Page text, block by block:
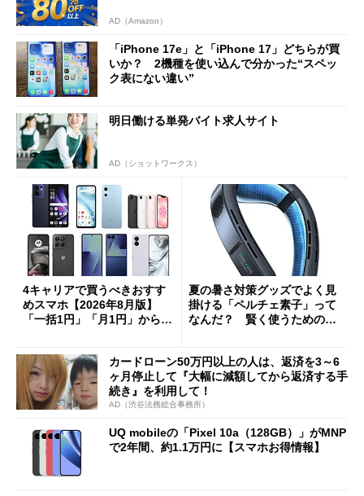
AD（Amazon）
「iPhone 17e」と「iPhone 17」どちらが買
いか？ 2機種を使い込んで分かった“スペッ
ク表にない違い”
明日働ける単発バイト求人サイト
AD（ショットワークス）
4キャリアで買うべきおすす
めスマホ【2026年8月版】
「一括1円」「月1円」からお
夏の暑さ対策グッズでよく見
掛ける「ペルチェ素子」って
なんだ？ 賢く使うための注
カードローン50万円以上の人は、返済を3～6
ヶ月停止して『大幅に減額してから返済する手
続き』を利用して！
AD（渋谷法務総合事務所）
UQ mobileの「Pixel 10a（128GB）」がMNP
で2年間、約1.1万円に【スマホお得情報】